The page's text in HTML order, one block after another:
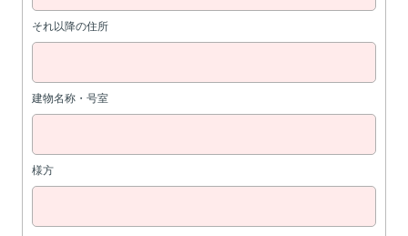
それ以降の住所
建物名称・号室
様方